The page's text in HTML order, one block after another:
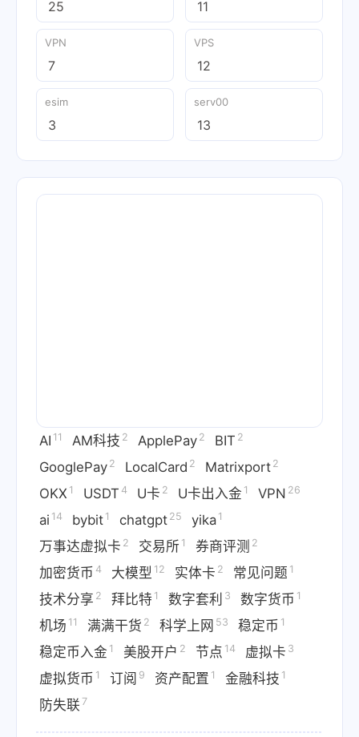
25 11
VPN
7
VPS
12
esim
3
serv00
13
AI 11 AM科技 2 ApplePay 2 BIT 2
GooglePay 2 LocalCard 2 Matrixport 2
OKX 1 USDT 4 U卡 2 U卡出入金 1 VPN 26
ai 14 bybit 1 chatgpt 25 yika 1
万事达虚拟卡 2 交易所 1 券商评测 2
加密货币 4 大模型 12 实体卡 2 常见问题 1
技术分享 2 拜比特 1 数字套利 3 数字货币 1
机场 11 满满干货 2 科学上网 53 稳定币 1
稳定币入金 1 美股开户 2 节点 14 虚拟卡 3
虚拟货币 1 订阅 9 资产配置 1 金融科技 1
防失联 7